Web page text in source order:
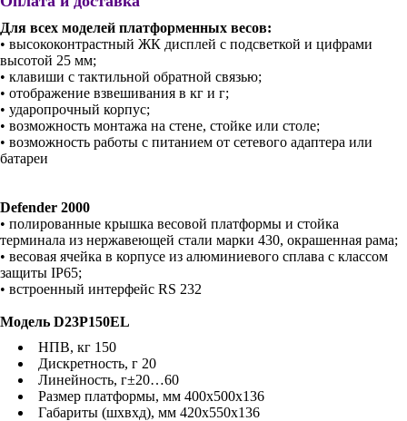
Для всех моделей платформенных весов:
• высококонтрастный ЖК дисплей с подсветкой и цифрами
высотой 25 мм;
• клавиши с тактильной обратной связью;
• отображение взвешивания в кг и г;
• ударопрочный корпус;
• возможность монтажа на стене, стойке или столе;
• возможность работы с питанием от сетевого адаптера или
батареи
Defender 2000
• полированные крышка весовой платформы и стойка
терминала из нержавеющей стали марки 430, окрашенная рама;
• весовая ячейка в корпусе из алюминиевого сплава с классом
защиты IP65;
• встроенный интерфейс RS 232
Модель D23P150EL
НПВ, кг 150
Дискретность, г 20
Линейность, г±20…60
Размер платформы, мм 400x500x136
Габариты (шxвxд), мм 420x550x136